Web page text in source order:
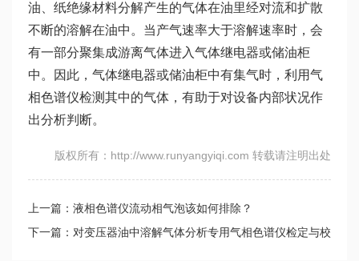
油、纸绝缘材料分解产生的气体在油里经对流和扩散
不断的溶解在油中。当产气速率大于溶解速率时，会
有一部分聚集成游离气体进入气体继电器或储油柜
中。因此，气体继电器或储油柜中有集气时，利用气
相色谱仪检测其中的气体，有助于对设备内部状况作
出分析判断。
版权所有：http://www.runyangyiqi.com 转载请注明出处
上一篇：液相色谱仪流动相气泡该如何排除？
下一篇：对变压器油中溶解气体分析专用气相色谱仪检定与校